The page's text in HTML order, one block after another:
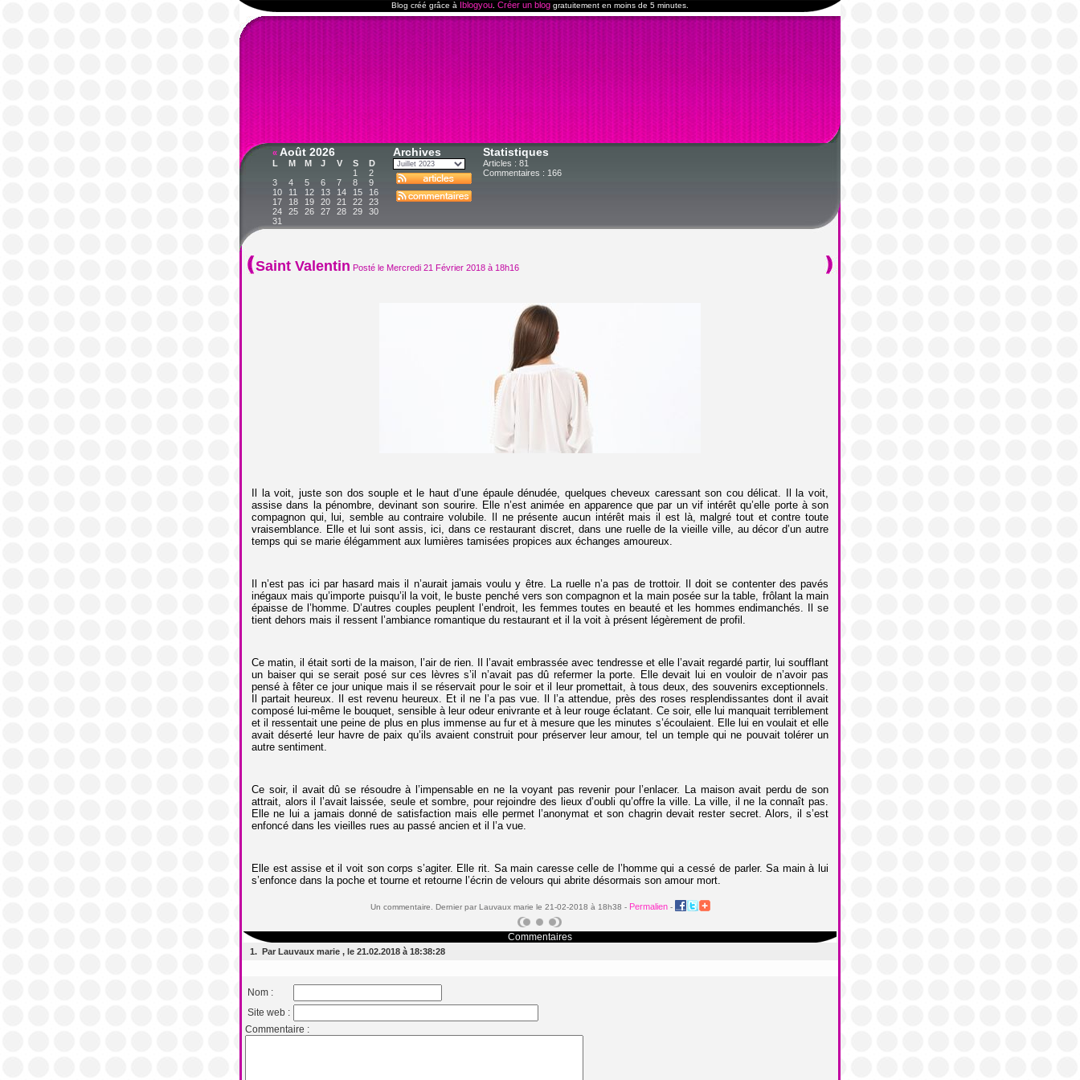
Blog créé grâce à Iblogyou Créer un blog gratuitement en moins de 5 minutes.
« Août 2026
L M M J V S
D
1
2
3
4 5 6 7 8
9
10
11 12 13 14 15
16
17
18 19 20 21 22
23
24
25 26 27 28 29
30
31
Archives Statistiques
Articles : 81
Commentaires : 166
Saint Valentin Posté le Mercredi 21 Février 2018 à 18h16
Il la voit, juste son dos souple et le haut d’une épaule dénudée, quelques cheveux caressant son cou délicat. Il la voit,
assise dans la pénombre, devinant son sourire. Elle n’est animée en apparence que par un vif intérêt qu’elle porte à son
compagnon qui, lui, semble au contraire volubile. Il ne présente aucun intérêt mais il est là, malgré tout et contre toute
vraisemblance. Elle et lui sont assis, ici, dans ce restaurant discret, dans une ruelle de la vieille ville, au décor d’un autre
temps qui se marie élégamment aux lumières tamisées propices aux échanges amoureux.
Il n’est pas ici par hasard mais il n’aurait jamais voulu y être. La ruelle n’a pas de trottoir. Il doit se contenter des pavés
inégaux mais qu’importe puisqu’il la voit, le buste penché vers son compagnon et la main posée sur la table, frôlant la main
épaisse de l’homme. D’autres couples peuplent l’endroit, les femmes toutes en beauté et les hommes endimanchés. Il se
tient dehors mais il ressent l’ambiance romantique du restaurant et il la voit à présent légèrement de profil.
Ce matin, il était sorti de la maison, l’air de rien. Il l’avait embrassée avec tendresse et elle l’avait regardé partir, lui soufflant
un baiser qui se serait posé sur ces lèvres s’il n’avait pas dû refermer la porte. Elle devait lui en vouloir de n’avoir pas
pensé à fêter ce jour unique mais il se réservait pour le soir et il leur promettait, à tous deux, des souvenirs exceptionnels.
Il partait heureux. Il est revenu heureux. Et il ne l’a pas vue. Il l’a attendue, près des roses resplendissantes dont il avait
composé lui-même le bouquet, sensible à leur odeur enivrante et à leur rouge éclatant. Ce soir, elle lui manquait terriblement
et il ressentait une peine de plus en plus immense au fur et à mesure que les minutes s’écoulaient. Elle lui en voulait et elle
avait déserté leur havre de paix qu’ils avaient construit pour préserver leur amour, tel un temple qui ne pouvait tolérer un
autre sentiment.
Ce soir, il avait dû se résoudre à l’impensable en ne la voyant pas revenir pour l’enlacer. La maison avait perdu de son
attrait, alors il l’avait laissée, seule et sombre, pour rejoindre des lieux d’oubli qu’offre la ville. La ville, il ne la connaît pas.
Elle ne lui a jamais donné de satisfaction mais elle permet l’anonymat et son chagrin devait rester secret. Alors, il s’est
enfoncé dans les vieilles rues au passé ancien et il l’a vue.
Elle est assise et il voit son corps s’agiter. Elle rit. Sa main caresse celle de l’homme qui a cessé de parler. Sa main à lui
s’enfonce dans la poche et tourne et retourne l’écrin de velours qui abrite désormais son amour mort.
Un commentaire. Dernier par Lauvaux marie le 21-02-2018 à 18h38 - Permalien-
Commentaires
1. Par Lauvaux marie , le 21.02.2018 à 18:38:28
Nom :
Site web :
Commentaire :